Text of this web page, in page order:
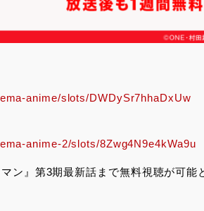
anime/slots/DWDySr7hhaDxUw
anime-2/slots/8Zwg4N9e4kWa9u
ン』第3期最新話まで無料視聴が可能